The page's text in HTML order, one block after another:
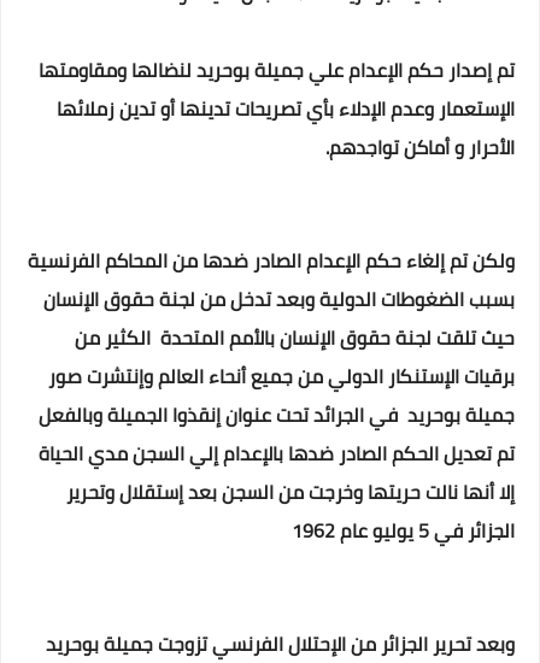
تم إصدار حكم الإعدام علي جميلة بوحريد لنضالها ومقاومتها
الإستعمار وعدم الإدلاء بأي تصريحات تدينها أو تدين زملائها
الأحرار و أماكن تواجدهم.
ولكن تم إلغاء حكم الإعدام الصادر ضدها من المحاكم الفرنسية
بسبب الضغوطات الدولية وبعد تدخل من لجنة حقوق الإنسان
حيث تلقت لجنة حقوق الإنسان بالأمم المتحدة الكثير من
برقيات الإستنكار الدولي من جميع أنحاء العالم وإنتشرت صور
جميلة بوحريد في الجرائد تحت عنوان إنقذوا الجميلة وبالفعل
تم تعديل الحكم الصادر ضدها بالإعدام إلي السجن مدي الحياة
إلا أنها نالت حريتها وخرجت من السجن بعد إستقلال وتحرير
الجزائر في 5 يوليو عام 1962
وبعد تحرير الجزائر من الإحتلال الفرنسي تزوجت جميلة بوحريد